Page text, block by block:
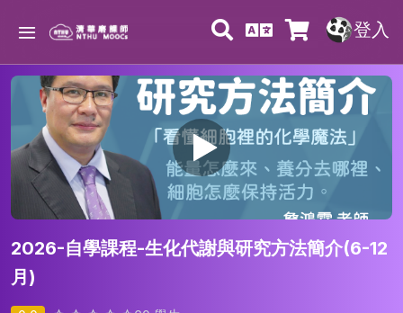
登入
2026-自學課程-生化代謝與研究方法簡介(6-12
月)